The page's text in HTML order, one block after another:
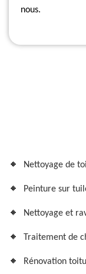
nous.
Nettoyage de
Peinture sur
Nettoyage et
Traitement de
Rénovation